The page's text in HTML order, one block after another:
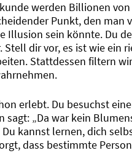
werden Billionen
Punkt, den man
Illusion sein könnte. Du
dir vor, es ist wie ein
Stattdessen filtern
erlebt. Du besuchst
„Da war kein
kannst lernen, dich
dass bestimmte